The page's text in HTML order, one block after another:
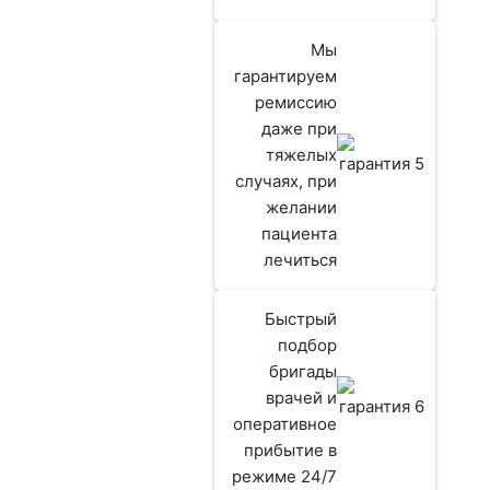
Мы
гарантируем
ремиссию
даже при
тяжелых
случаях, при
желании
пациента
лечиться
Быстрый
подбор
бригады
врачей и
оперативное
прибытие в
режиме 24/7